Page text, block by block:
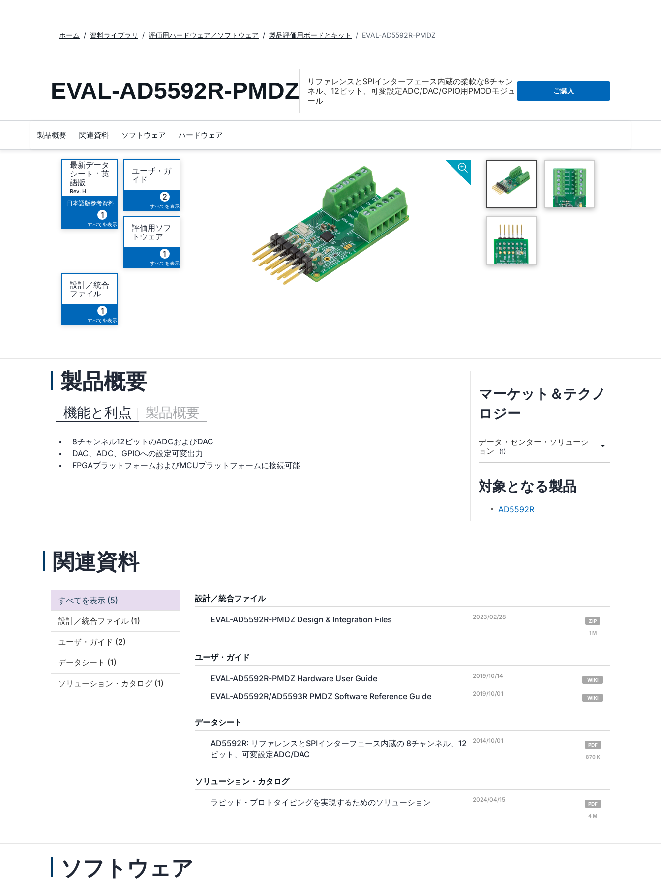
ホーム 資料ライブラリ 評価用ハードウェア／ソフトウェア 製品評価用ボードとキット EVAL-AD5592R-PMDZ
EVAL-AD5592R-PMDZ
リファレンスとSPIインターフェース内蔵の柔軟な8チャン
ネル、12ビット、可変設定ADC/DAC/GPIO用PMODモジュ
ール
ご購入
製品概要 関連資料 ソフトウェア ハードウェア
最新データ
シート：英
語版
Rev. H
日本語版参考資料
1
すべてを表示
ユーザ・ガ
イド
2
すべてを表示
評価用ソフ
トウェア
1
すべてを表示
設計／統合
ファイル
1
すべてを表示
製品概要
機能と利点 製品概要
8チャンネル12ビットのADCおよびDAC
DAC、ADC、GPIOへの設定可変出力
FPGAプラットフォームおよびMCUプラットフォームに接続可能
マーケット＆テクノ
ロジー
データ・センター・ソリューシ
ョン
(1)
対象となる製品
AD5592R
関連資料
すべてを表示 (5)
設計／統合ファイル (1)
ユーザ・ガイド (2)
データシート (1)
ソリューション・カタログ (1)
設計／統合ファイル
EVAL-AD5592R-PMDZ Design & Integration Files 2023/02/28
ZIP
1 M
ユーザ・ガイド
EVAL-AD5592R-PMDZ Hardware User Guide 2019/10/14
WIKI
EVAL-AD5592R/AD5593R PMDZ Software Reference Guide 2019/10/01
WIKI
データシート
AD5592R: リファレンスとSPIインターフェース内蔵の 8チャンネル、12
ビット、可変設定ADC/DAC
2014/10/01
PDF
870 K
ソリューション・カタログ
ラピッド・プロトタイピングを実現するためのソリューション 2024/04/15
PDF
4 M
ソフトウェア